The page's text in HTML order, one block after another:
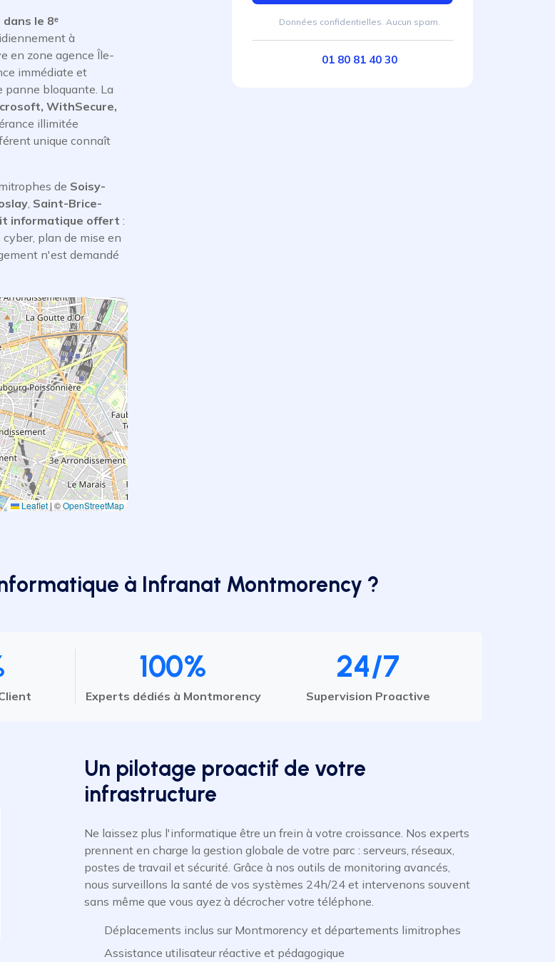
le 8ᵉ
à
en zone agence Île-
immédiate et
panne bloquante. La
WithSecure,
illimitée
unique connaît
de Soisy-
, Saint-Brice-
informatique offert :
plan de mise en
n'est demandé
Leaflet|©OpenStreetMap
Données confidentielles. Aucun spam.
01 80 81 40 30
à Infranat Montmorency ?
100%
Experts dédiés à Montmorency
24/7
Supervision Proactive
Un pilotage proactif de votre
infrastructure
Ne laissez plus l'informatique être un frein à votre croissance. Nos experts
prennent en charge la gestion globale de votre parc : serveurs, réseaux,
postes de travail et sécurité. Grâce à nos outils de monitoring avancés,
nous surveillons la santé de vos systèmes 24h/24 et intervenons souvent
sans même que vous ayez à décrocher votre téléphone.
Déplacements inclus sur Montmorency et départements limitrophes
Assistance utilisateur réactive et pédagogique